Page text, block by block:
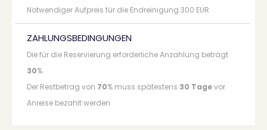
Notwendiger Aufpreis für die Endreinigung 300 EUR
ZAHLUNGSBEDINGUNGEN
Die für die Reservierung erforderliche Anzahlung beträgt
30%
Der Restbetrag von 70% muss spätestens 30 Tagevor
Anreise bezahlt werden